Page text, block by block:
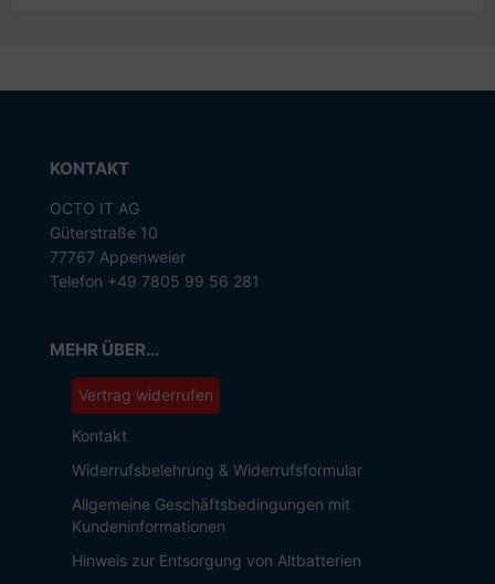
KONTAKT
OCTO IT AG
Güterstraße 10
77767 Appenweier
Telefon +49 7805 99 56 281
MEHR ÜBER...
Vertrag widerrufen
Kontakt
Widerrufsbelehrung & Widerrufsformular
Allgemeine Geschäftsbedingungen mit
Kundeninformationen
Hinweis zur Entsorgung von Altbatterien